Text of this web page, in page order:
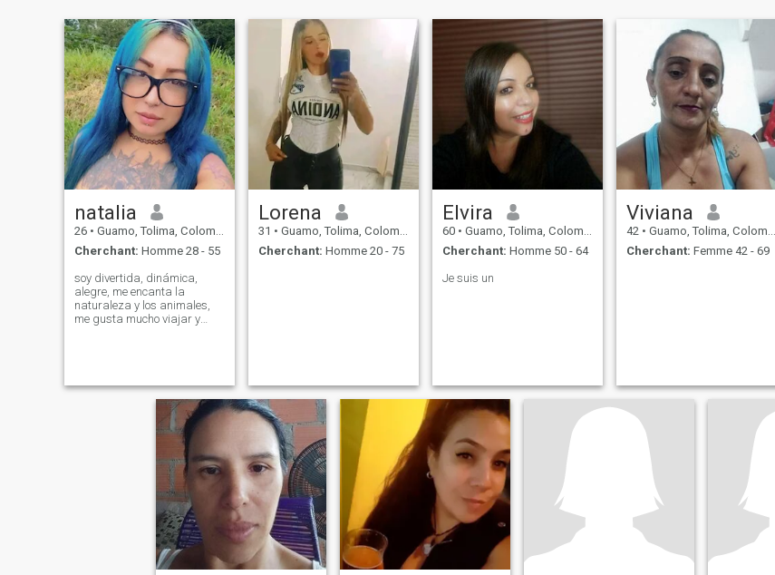
natalia
26 • Guamo, Tolima, Colombie
Cherchant: Homme 28 - 55
soy divertida, dinámica,
alegre, me encanta la
naturaleza y los animales,
me gusta mucho viajar y
Lorena
31 • Guamo, Tolima, Colombie
Cherchant: Homme 20 - 75
Elvira
60 • Guamo, Tolima, Colombie
Cherchant: Homme 50 - 64
Je suis un
Viviana
42 • Guamo, Tolima, Colombie
Cherchant: Femme 42 - 69